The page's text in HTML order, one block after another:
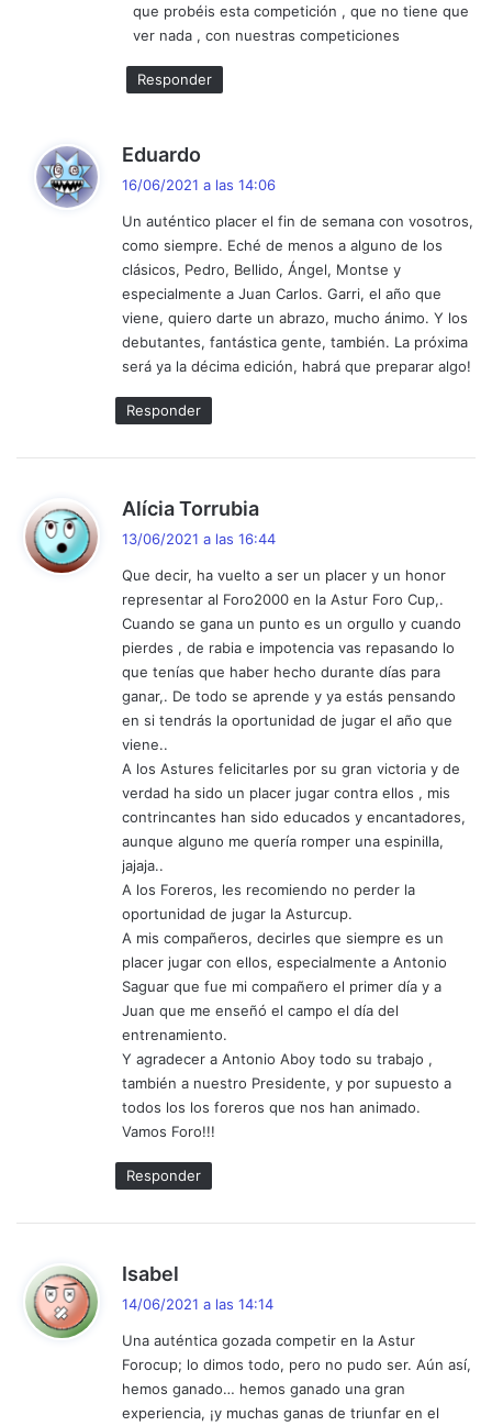
que probéis esta competición , que no tiene que
ver nada , con nuestras competiciones
Responder
Eduardo
e
:
16/06/2021 a las 14:06
Un auténtico placer el fin de semana con vosotros,
como siempre. Eché de menos a alguno de los
clásicos, Pedro, Bellido, Ángel, Montse y
especialmente a Juan Carlos. Garri, el año que
viene, quiero darte un abrazo, mucho ánimo. Y los
debutantes, fantástica gente, también. La próxima
será ya la décima edición, habrá que preparar algo!
Responder
Alícia Torrubia
e
:
13/06/2021 a las 16:44
Que decir, ha vuelto a ser un placer y un honor
representar al Foro2000 en la Astur Foro Cup,.
Cuando se gana un punto es un orgullo y cuando
pierdes , de rabia e impotencia vas repasando lo
que tenías que haber hecho durante días para
ganar,. De todo se aprende y ya estás pensando
en si tendrás la oportunidad de jugar el año que
viene..
A los Astures felicitarles por su gran victoria y de
verdad ha sido un placer jugar contra ellos , mis
contrincantes han sido educados y encantadores,
aunque alguno me quería romper una espinilla,
jajaja..
A los Foreros, les recomiendo no perder la
oportunidad de jugar la Asturcup.
A mis compañeros, decirles que siempre es un
placer jugar con ellos, especialmente a Antonio
Saguar que fue mi compañero el primer día y a
Juan que me enseñó el campo el día del
entrenamiento.
Y agradecer a Antonio Aboy todo su trabajo ,
también a nuestro Presidente, y por supuesto a
todos los los foreros que nos han animado.
Vamos Foro!!!
Responder
Isabel
e
:
14/06/2021 a las 14:14
Una auténtica gozada competir en la Astur
Forocup; lo dimos todo, pero no pudo ser. Aún así,
hemos ganado… hemos ganado una gran
experiencia, ¡y muchas ganas de triunfar en el